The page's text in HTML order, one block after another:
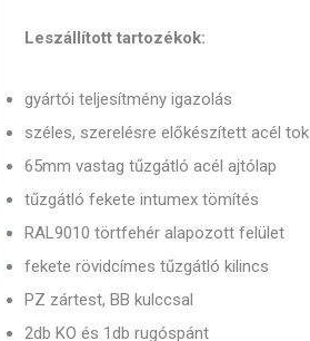
Leszállított tartozékok:
gyártói teljesítmény igazolás
széles, szerelésre előkészített acél tok
65mm vastag tűzgátló acél ajtólap
tűzgátló fekete intumex tömítés
RAL9010 törtfehér alapozott felület
fekete rövidcímes tűzgátló kilincs
PZ zártest, BB kulccsal
2db KO és 1db rugóspánt